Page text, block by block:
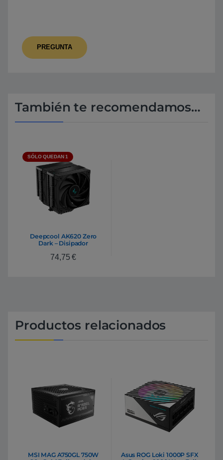
También te recomendamos…
SÓLO QUEDAN 1
Deepcool AK620 Zero
Dark – Disipador
74,75€
Productos relacionados
MSI MAG A750GL 750W
Asus ROG Loki 1000P SFX